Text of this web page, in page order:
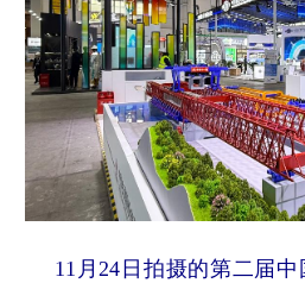
11月24日拍摄的第二届中